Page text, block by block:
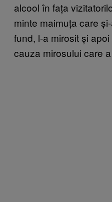
alcool în fața
minte maimuța care
fund, l-a mirosit și
cauza mirosului care